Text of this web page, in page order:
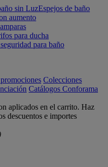
sin LuzEspejos de baño
aumento
para ducha
para baño
Colecciones
Catálogos Conforama
aplicados en el carrito. Haz
descuentos e importes